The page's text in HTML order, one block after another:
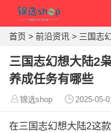
首页 > 前沿资讯 > 三国志
任务有哪些
三国志幻想大陆2
养成任务有哪些
锦选shop 2025-05-
在三国志幻想大陆2这